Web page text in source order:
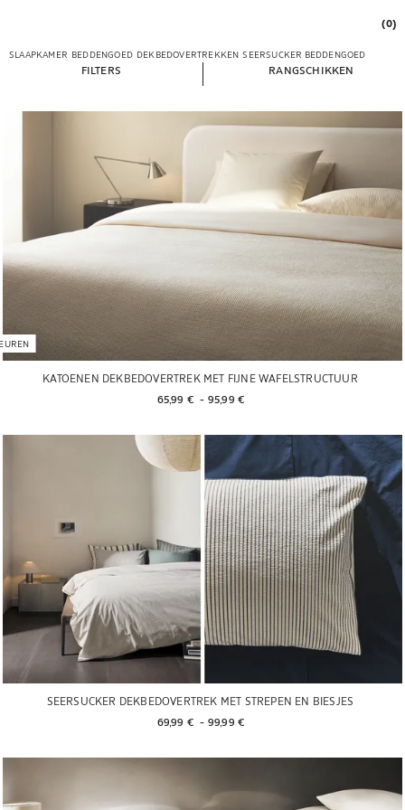
(0)
SLAAPKAMER BEDDENGOED DEKBEDOVERTREKKEN SEERSUCKER BEDDENGOED
FILTERS RANGSCHIKKEN
KATOENEN DEKBEDOVERTREK MET FIJNE WAFELSTRUCTUUR
65,99 € - 95,99 €
SEERSUCKER DEKBEDOVERTREK MET STREPEN EN BIESJES
69,99 € - 99,99 €